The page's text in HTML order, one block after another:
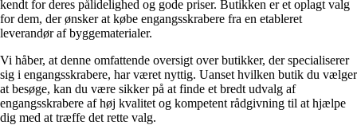
kendt for deres pålidelighed og gode priser. Butikken er et oplagt valg
for dem, der ønsker at købe engangsskrabere fra en etableret
leverandør af byggematerialer.
Vi håber, at denne omfattende oversigt over butikker, der specialiserer
sig i engangsskrabere, har været nyttig. Uanset hvilken butik du vælger
at besøge, kan du være sikker på at finde et bredt udvalg af
engangsskrabere af høj kvalitet og kompetent rådgivning til at hjælpe
dig med at træffe det rette valg.